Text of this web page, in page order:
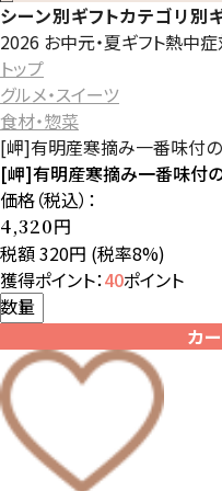
シーン別ギフトカテゴリ別
2026 お中元・夏ギフト熱中症
トップ
グルメ・スイーツ
食材・惣菜
[岬]有明産寒摘み一番味付
[岬]有明産寒摘み一番味付
価格（税込）：
4,320円
税額 320円 (税率8%)
獲得ポイント：40ポイント
数量
カ